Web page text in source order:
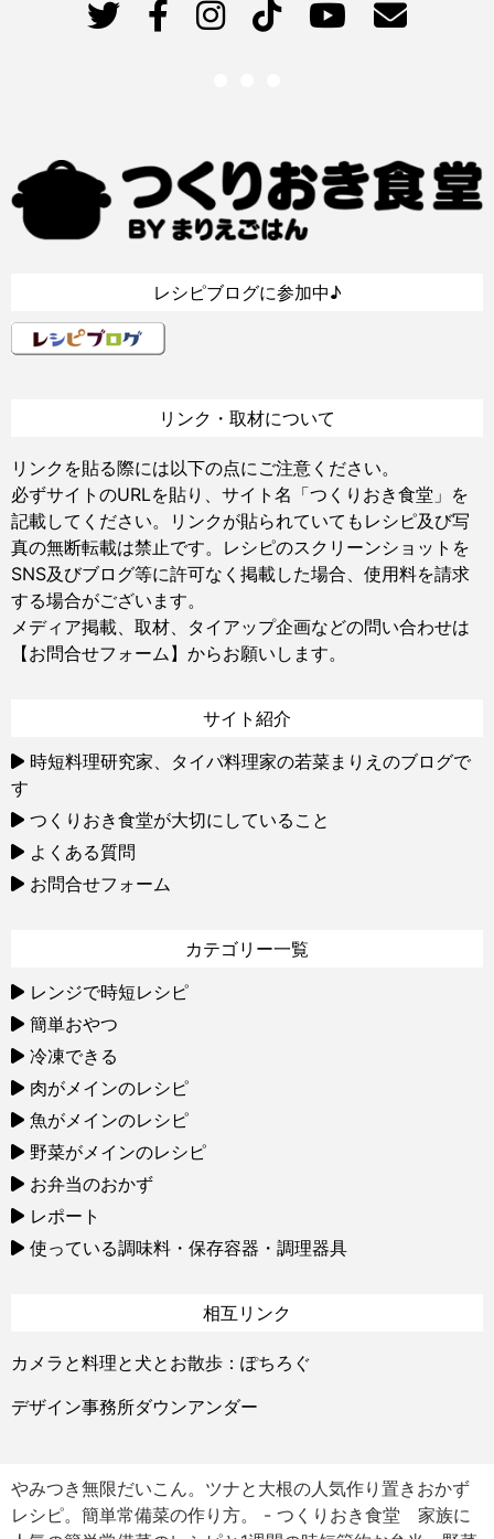
レシピブログに参加中♪
リンク・取材について
リンクを貼る際には以下の点にご注意ください。
必ずサイトのURLを貼り、サイト名「つくりおき食堂」を
記載してください。リンクが貼られていてもレシピ及び写
真の無断転載は禁止です。レシピのスクリーンショットを
SNS及びブログ等に許可なく掲載した場合、使用料を請求
する場合がございます。
メディア掲載、取材、タイアップ企画などの問い合わせは
【お問合せフォーム】 からお願いします。
サイト紹介
時短料理研究家、タイパ料理家の若菜まりえのブログで
す
つくりおき食堂が大切にしていること
よくある質問
お問合せフォーム
カテゴリー一覧
レンジで時短レシピ
簡単おやつ
冷凍できる
肉がメインのレシピ
魚がメインのレシピ
野菜がメインのレシピ
お弁当のおかず
レポート
使っている調味料・保存容器・調理器具
相互リンク
カメラと料理と犬とお散歩：ぽちろぐ
デザイン事務所ダウンアンダー
やみつき無限だいこん。ツナと大根の人気作り置きおかず
レシピ。簡単常備菜の作り方。 - つくりおき食堂 家族に